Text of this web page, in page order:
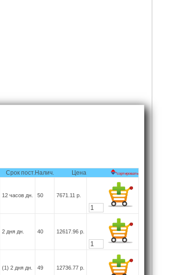
Срок пост.Налич. Цена *сортировать
12 часов дн. 50 7671.11 р.
2 дня дн. 40 12617.96 р.
(1) 2 дня дн. 49 12736.77 р.